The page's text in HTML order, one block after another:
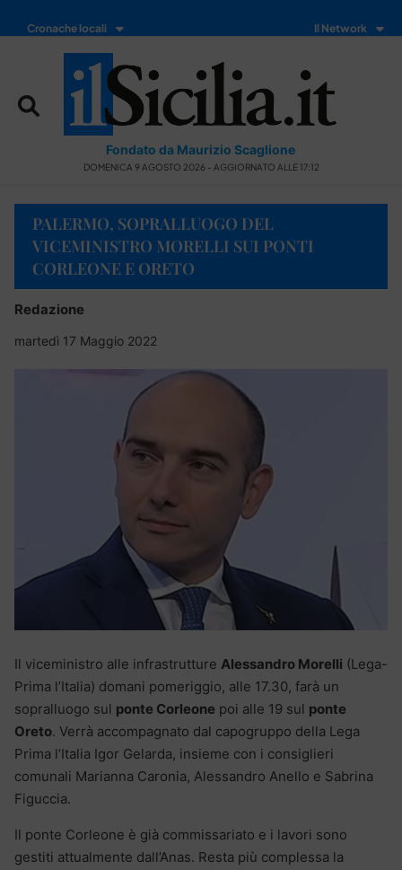
Cronache locali Il Network
Fondato da Maurizio Scaglione
DOMENICA 9 AGOSTO 2026 - AGGIORNATO ALLE 17:12
PALERMO, SOPRALLUOGO DEL
VICEMINISTRO MORELLI SUI PONTI
CORLEONE E ORETO
Redazione
martedì 17 Maggio 2022
Il viceministro alle infrastrutture Alessandro Morelli (Lega-
Prima l’Italia) domani pomeriggio, alle 17.30, farà un
sopralluogo sul ponte Corleone poi alle 19 sul ponte
Oreto. Verrà accompagnato dal capogruppo della Lega
Prima l’Italia Igor Gelarda, insieme con i consiglieri
comunali Marianna Caronia, Alessandro Anello e Sabrina
Figuccia.
Il ponte Corleone è già commissariato e i lavori sono
gestiti attualmente dall’Anas. Resta più complessa la